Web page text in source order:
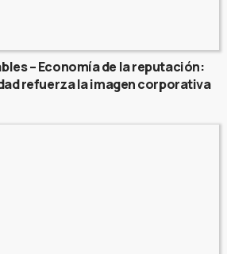
– Economía de la reputación:
refuerza la imagen corporativa